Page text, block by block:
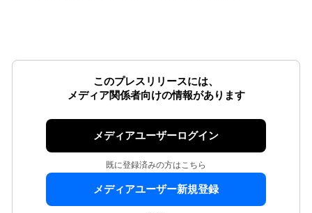
このプレスリリースには、
メディア関係者向けの情報があります
メディアユーザーログイン
既に登録済みの方はこちら
メディアユーザー新規登録